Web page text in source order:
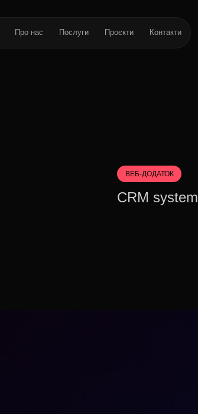
Про нас Послуги Проєкти Контакти
ВЕБ-ДОДАТОК
CRM system